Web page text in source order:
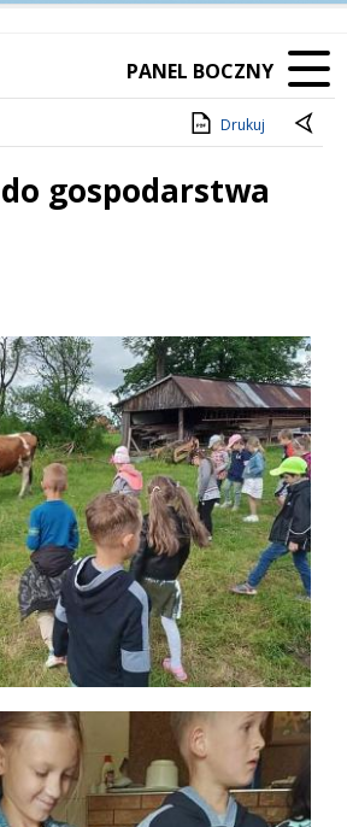
PANEL BOCZNY
Drukuj
gospodarstwa